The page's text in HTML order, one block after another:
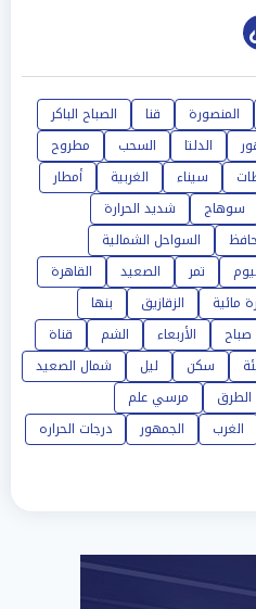
المنصورة قنا
الصباح الباكر
الدلتا السحب
مطروح
سيناء الغربية
أمطار
سوهاج
شديد الحرارة
السواحل الشمالية
تمر الصعيد
القاهرة
مائية الزقازيق
بنها
صباح الأربعاء الشم
قناة
سكن ليل
شمال الصعيد
الطرق
مرسي علم
الغرب الجمهور
درجات الحراره